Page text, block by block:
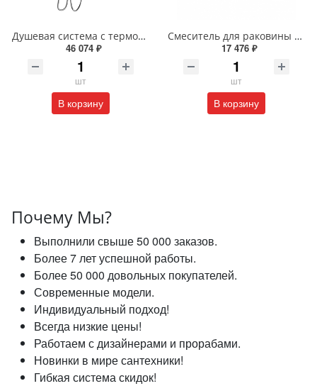
Душевая система с термостатом Wonzon & Woghand WW-B3310-CR хром
46 074 ₽
шт
В корзину
Смеситель для раковины с выдвижным изливом Wonzon & Woghand WW-AE4151-CR хром
17 476 ₽
шт
В корзину
Почему Мы?
Выполнили свыше 50 000 заказов.
Более 7 лет успешной работы.
Более 50 000 довольных покупателей.
Современные модели.
Индивидуальный подход!
Всегда низкие цены!
Работаем с дизайнерами и прорабами.
Новинки в мире сантехники!
Гибкая система скидок!